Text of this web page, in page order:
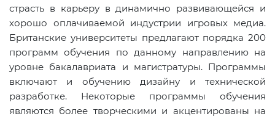
страсть в карьеру в динамично развивающейся и
хорошо оплачиваемой индустрии игровых медиа.
Британские университеты предлагают порядка 200
программ обучения по данному направлению на
уровне бакалавриата и магистратуры. Программы
включают и обучению дизайну и технической
разработке. Некоторые программы обучения
являются более творческими и акцентированы на